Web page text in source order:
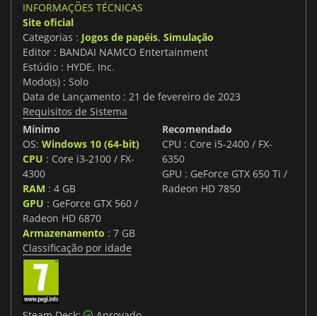
INFORMAÇÕES TÉCNICAS
Site oficial
Categorias : Jogos de papéis, Simulação
Editor : BANDAI NAMCO Entertainment
Estúdio : HYDE, Inc.
Modo(s) : Solo
Data de Lançamento : 21 de fevereiro de 2023
Requisitos de Sistema
Mínimo
OS: Windows 10 (64-bit)
CPU : Core i3-2100 / FX-
4300
RAM : 4 GB
GPU : GeForce GTX 560 /
Radeon HD 6870
Armazenamento : 7 GB
Recomendado
CPU : Core i5-2400 / FX-
6350
GPU : GeForce GTX 650 Ti /
Radeon HD 7850
Classificação por idade